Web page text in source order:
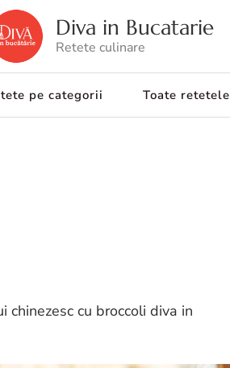
Diva in Bucatarie
Retete culinare
pe categorii Toate retetele
chinezesc cu broccoli diva in